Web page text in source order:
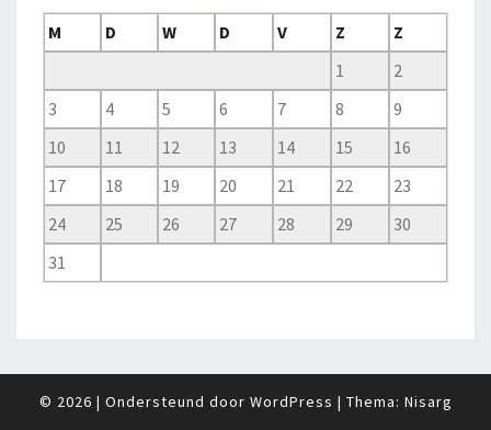
M
D W D V Z
Z
1
2
3
4 5 6 7 8
9
10
11 12 13 14 15
16
17
18 19 20 21 22
23
24
25 26 27 28 29
30
31
© 2026 | Ondersteund door WordPress | Thema: Nisarg